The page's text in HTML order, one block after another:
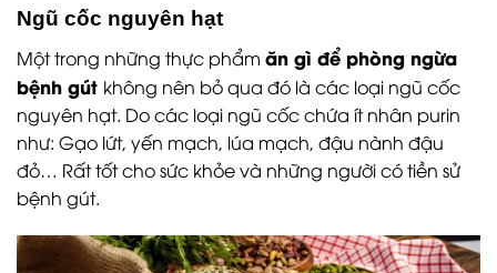
Ngũ cốc nguyên hạt
Một trong những thực phẩm ăn gì để phòng ngừa
bệnh gút không nên bỏ qua đó là các loại ngũ cốc
nguyên hạt. Do các loại ngũ cốc chứa ít nhân purin
như: Gạo lứt, yến mạch, lúa mạch, đậu nành đậu
đỏ… Rất tốt cho sức khỏe và những người có tiền sử
bệnh gút.